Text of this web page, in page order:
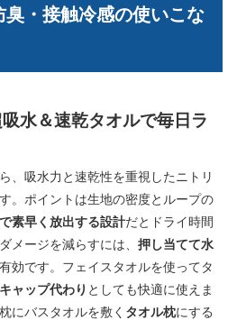
・接触冷感の使いこな
水＆速乾タオルで毎日ラ
、吸水力と速乾性を重視したニトリ
。ポイントは生地の密度とループの
素早く放出する設計だとドライ時間
メージを減らすには、 押し当てて水
効です。フェイスタオルを使ってタ
ャップ代わり としても快適に使えま
にバスタオルを敷く タオル枕にする